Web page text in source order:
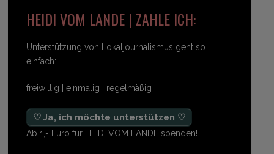
HEIDI VOM LANDE | ZAHLE ICH:
Unterstützung von Lokaljournalismus geht so
einfach:
freiwillig | einmalig | regelmäßig
♡ Ja, ich möchte unterstützen ♡
Ab 1,- Euro für HEIDI VOM LANDE spenden!